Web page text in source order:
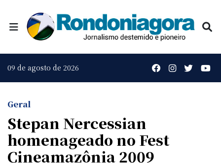
09 de agosto de 2026
Geral
Stepan Nercessian
homenageado no Fest
Cineamazônia 2009